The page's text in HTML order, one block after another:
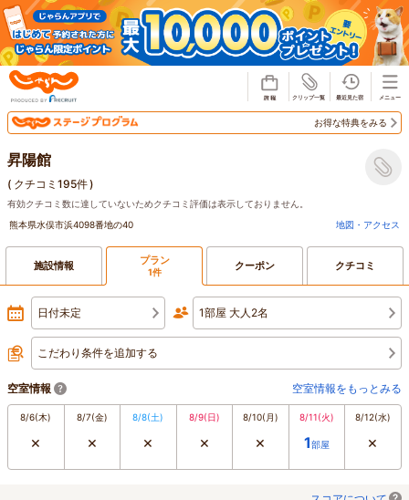
お得な特典をみる
昇陽館
( クチコミ195件)
有効クチコミ数に達していないためクチコミ評価は表示しておりません。
熊本県水俣市浜4098番地の40
地図・アクセス
施設情報 プラン
1件 クーポン クチコミ
日付未定 1部屋 大人2名
こだわり条件を追加する
空室情報 空室情報をもっとみる
8/6(木)
×
8/7(金)
×
8/8(土)
×
8/9(日)
×
8/10(月)
×
8/11(火)
1部屋
8/12(水)
×